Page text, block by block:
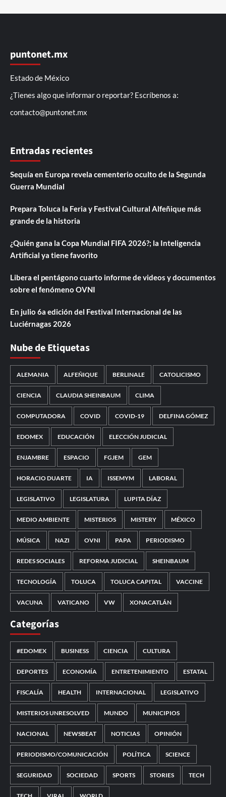
puntonet.mx
Estado de México
¿Tienes algo que informar o reportar? Escríbenos a:
contacto@puntonet.mx
Entradas recientes
Sequía en Europa revela cementerio oculto de la Segunda
Guerra Mundial
Prepara Toluca la Feria y Festival Cultural Alfeñique más
grande de la historia
¿Quién gana la Copa Mundial FIFA 2026?; la Inteligencia
Artificial ya tiene favorito
Libera el pentágono cuarto informe de videos y documentos
sobre el fenómeno OVNI
En julio 6a edición del Festival Internacional de las
Luciérnagas 2026
Nube de Etiquetas
ALEMANIA ALFEÑIQUE BERLINALE CATOLICISMO
CIENCIA CLAUDIA SHEINBAUM CLIMA
COMPUTADORA COVID COVID-19 DELFINA GÓMEZ
EDOMEX EDUCACIÓN ELECCIÓN JUDICIAL
ENJAMBRE ESPACIO FGJEM GEM
HORACIO DUARTE IA ISSEMYM LABORAL
LEGISLATIVO LEGISLATURA LUPITA DÍAZ
MEDIO AMBIENTE MISTERIOS MISTERY MÉXICO
MÚSICA NAZI OVNI PAPA PERIODISMO
REDES SOCIALES REFORMA JUDICIAL SHEINBAUM
TECNOLOGÍA TOLUCA TOLUCA CAPITAL VACCINE
VACUNA VATICANO VW XONACATLÁN
Categorías
#EDOMEX BUSINESS CIENCIA CULTURA
DEPORTES ECONOMÍA ENTRETENIMIENTO ESTATAL
FISCALÍA HEALTH INTERNACIONAL LEGISLATIVO
MISTERIOS UNRESOLVED MUNDO MUNICIPIOS
NACIONAL NEWSBEAT NOTICIAS OPINIÓN
PERIODISMO/COMUNICACIÓN POLÍTICA SCIENCE
SEGURIDAD SOCIEDAD SPORTS STORIES TECH